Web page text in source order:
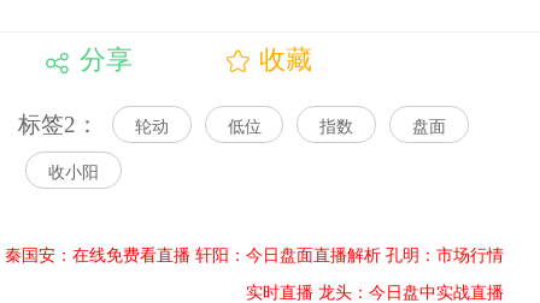
分享 收藏
标签2： 轮动 低位 指数 盘面
收小阳
秦国安：在线免费看直播 轩阳：今日盘面直播解析 孔明：市场行情
实时直播 龙头：今日盘中实战直播